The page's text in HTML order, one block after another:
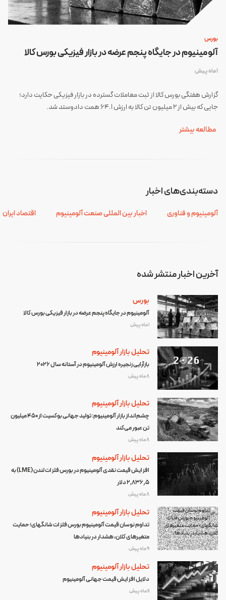
بورس
آلومینیوم در جایگاه پنجم عرضه در بازار فیزیکی بورس کالا
1 ماه پیش
گزارش هفتگی بورس کالا از ثبت معاملات گسترده در بازار فیزیکی حکایت دارد؛
جایی که بیش از ۲ میلیون تن کالا به ارزش ۶۴.۱ همت دادوستد شد.
مطالعه بیشتر
آخرین اخبار منتشر شده
بورس
آلومینیوم در جایگاه پنجم عرضه در بازار فیزیکی بورس کالا
1 ماه پیش
تحلیل بازار آلومینیوم
بازآرایی زنجیره ارزش آلومینیوم در آستانه سال ۲۰۲۶
8 ماه پیش
تحلیل بازار آلومینیوم
چشم‌انداز بازار آلومینیوم: تولید جهانی بوکسیت از ۴۵۰ میلیون
تن عبور می‌کند
8 ماه پیش
تحلیل بازار آلومینیوم
افزایش قیمت نقدی آلومینیوم در بورس فلزات لندن (LME) به
۲٬۸۳۶٫۵ دلار
8 ماه پیش
تحلیل بازار آلومینیوم
تداوم نوسان قیمت آلومینیوم بورس فلزات شانگهای؛ حمایت
متغیرهای کلان، هشدار در بنیادها
9 ماه پیش
تحلیل بازار آلومینیوم
دلایل افزایش قیمت جهانی آلومینیوم
11 ماه پیش
دسته‌بندی‌های اخبار
آلومینیوم و فناوری اخبار بین المللی صنعت آلومینیوم اقتصاد ایران